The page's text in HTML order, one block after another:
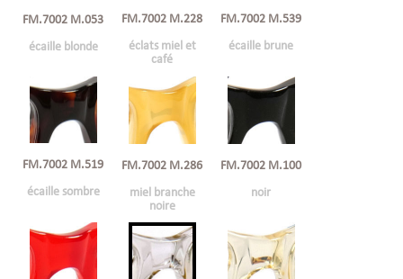
FM.7002 M.053
écaille blonde
FM.7002 M.228
éclats miel et
café
FM.7002 M.539
écaille brune
FM.7002 M.519
écaille sombre
FM.7002 M.286
miel branche
noire
FM.7002 M.100
noir